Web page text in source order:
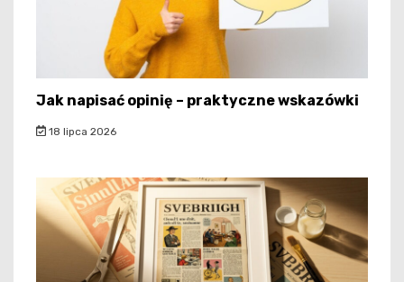
Jak napisać opinię – praktyczne wskazówki
18 lipca 2026